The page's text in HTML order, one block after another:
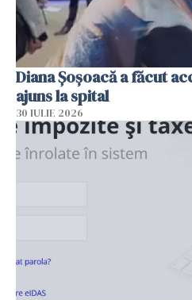
Diana Șoșoacă a făcut
ajuns la spital
30 IULIE 2026